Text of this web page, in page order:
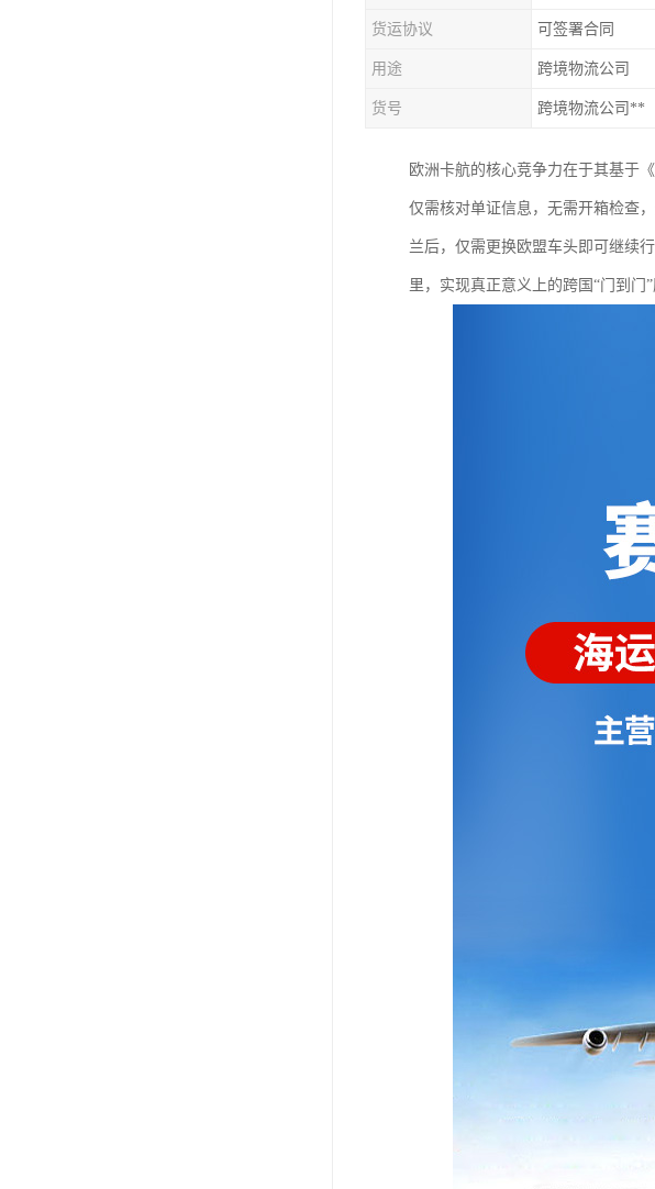
货运协议 可签署合同
用途 跨境物流公司
货号 跨境物流公司**
欧洲卡航的核心竞争力在于其基于
仅需核对单证信息，无需开箱检查
兰后，仅需更换欧盟车头即可继续
里，实现真正意义上的跨国“门到门”